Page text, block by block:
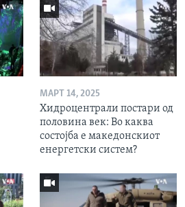
МАРТ 14, 2025
Хидроцентрали постари од
половина век: Во каква
состојба е македонскиот
енергетски систем?